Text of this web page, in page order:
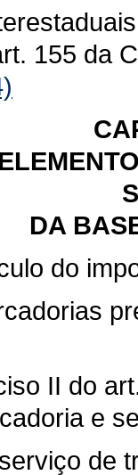
155 da
DA
do
II do
e
de